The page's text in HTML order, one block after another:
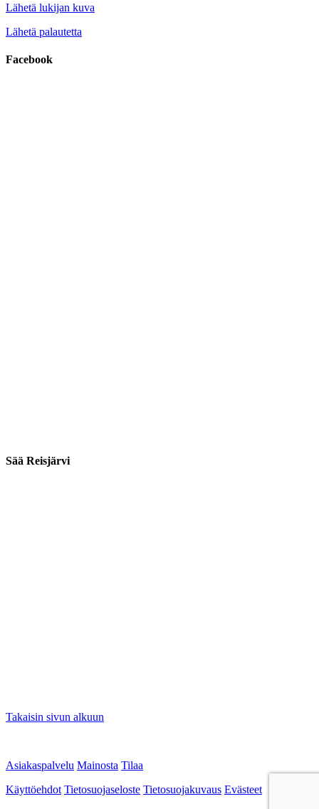
Lähetä lukijan kuva
Lähetä palautetta
Facebook
Sää Reisjärvi
Takaisin sivun alkuun
Asiakaspalvelu Mainosta Tilaa
Käyttöehdot Tietosuojaseloste Tietosuojakuvaus Evästeet